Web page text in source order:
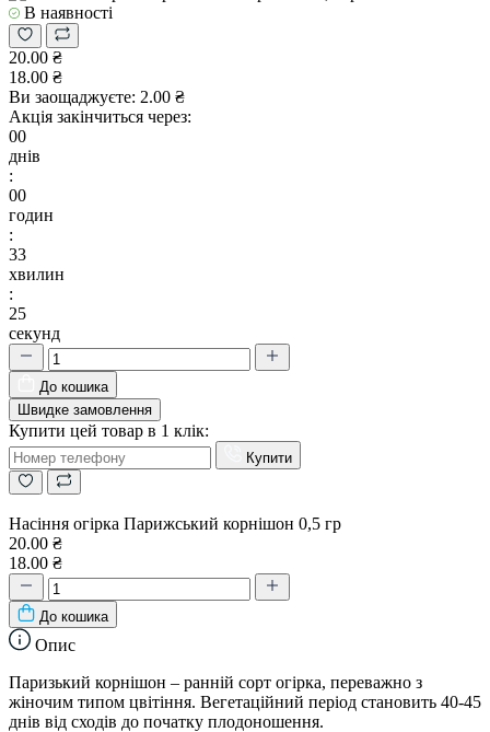
В наявності
20.00 ₴
18.00 ₴
Ви заощаджуєте: 2.00 ₴
Акція закінчиться через:
00
днів
:
00
годин
:
33
хвилин
:
24
секунд
До кошика
Швидке замовлення
Купити цей товар в 1 клік:
Купити
Насіння огірка Парижський корнішон 0,5 гр
20.00 ₴
18.00 ₴
До кошика
Опис
Паризький корнішон – ранній сорт огірка, переважно з
жіночим типом цвітіння. Вегетаційний період становить 40-45
днів від сходів до початку плодоношення.